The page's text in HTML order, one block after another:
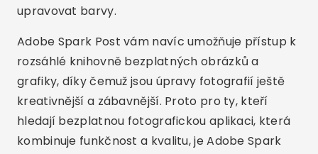
upravovat barvy.
Adobe Spark Post vám navíc umožňuje přístup k
rozsáhlé knihovně bezplatných obrázků a
grafiky, díky čemuž jsou úpravy fotografií ještě
kreativnější a zábavnější. Proto pro ty, kteří
hledají bezplatnou fotografickou aplikaci, která
kombinuje funkčnost a kvalitu, je Adobe Spark